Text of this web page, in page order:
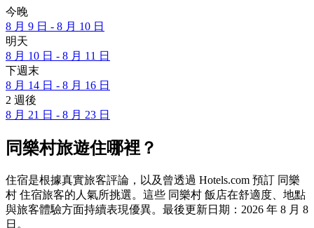
今晚
8 月 9 日 - 8 月 10 日
明天
8 月 10 日 - 8 月 11 日
下週末
8 月 14 日 - 8 月 16 日
2 週後
8 月 21 日 - 8 月 23 日
同樂村旅遊住哪裡？
住宿是根據真實旅客評論，以及曾透過 Hotels.com 預訂 同樂
村 住宿旅客的人氣所挑選。這些 同樂村 飯店在舒適度、地點
與旅客體驗方面持續表現優異。最後更新日期： 2026 年 8 月 8
日 。